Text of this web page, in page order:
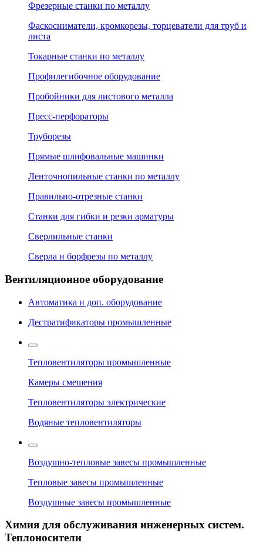
Фрезерные станки по металлу
Фаскосниматели, кромкорезы, торцеватели для труб и
листа
Токарные станки по металлу
Профилегибочное оборудование
Пробойники для листового металла
Пресс-перфораторы
Труборезы
Прямые шлифовальные машинки
Ленточнопильные станки по металлу
Правильно-отрезные станки
Станки для гибки и резки арматуры
Сверлильные станки
Сверла и борфрезы по металлу
Вентиляционное оборудование
Автоматика и доп. оборудование
Дестратификаторы промышленные
Тепловентиляторы промышленные
Камеры смешения
Тепловентиляторы электрические
Водяные тепловентиляторы
Воздушно-тепловые завесы промышленные
Тепловые завесы промышленные
Воздушные завесы промышленные
Химия для обслуживания инженерных систем.
Теплоносители